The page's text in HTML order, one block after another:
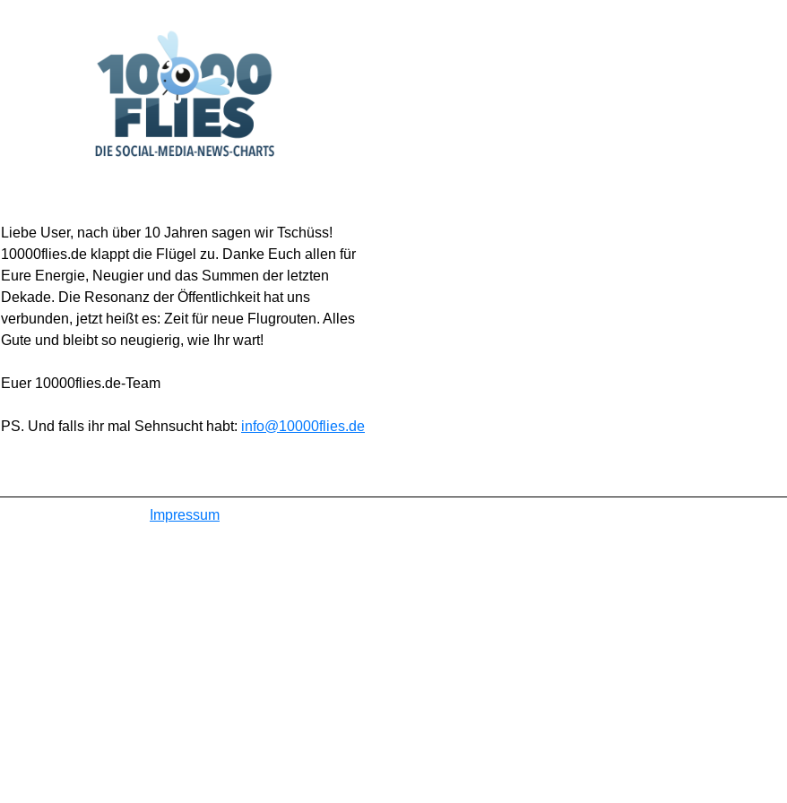
Liebe User, nach über 10 Jahren sagen wir Tschüss!
10000flies.de klappt die Flügel zu. Danke Euch allen für
Eure Energie, Neugier und das Summen der letzten
Dekade. Die Resonanz der Öffentlichkeit hat uns
verbunden, jetzt heißt es: Zeit für neue Flugrouten. Alles
Gute und bleibt so neugierig, wie Ihr wart!
Euer 10000flies.de-Team
PS. Und falls ihr mal Sehnsucht habt: info@10000flies.de
Impressum